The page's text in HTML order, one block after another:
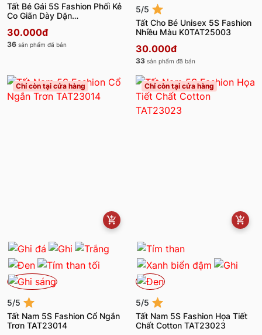
Tất Bé Gái 5S Fashion Phối Kẻ
Co Giãn Dày Dặn
30.000đ
36 sản phẩm đã bán
5/5
Tất Cho Bé Unisex 5S Fashion
Nhiều Màu K0TAT25003
30.000đ
33 sản phẩm đã bán
Chỉ còn tại cửa hàng
5/5
Tất Nam 5S Fashion Cổ Ngắn
Trơn TAT23014
Chỉ còn tại cửa hàng
5/5
Tất Nam 5S Fashion Họa Tiết
Chất Cotton TAT23023